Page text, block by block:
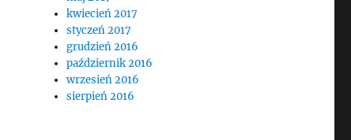
kwiecień 2017
styczeń 2017
grudzień 2016
październik 2016
wrzesień 2016
sierpień 2016